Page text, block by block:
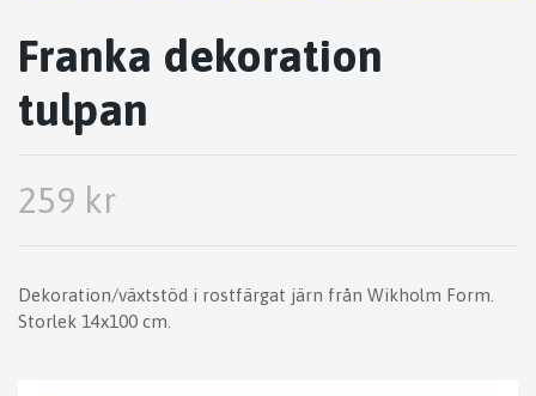
Franka dekoration
tulpan
259 kr
Dekoration/växtstöd i rostfärgat järn från Wikholm Form.
Storlek 14x100 cm.